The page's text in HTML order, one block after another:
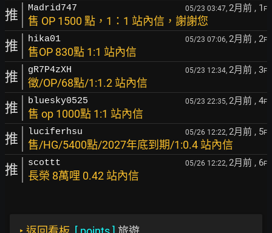
推 Madrid747 05/23 03:47, 2月前 , 1 F
售 OP 1500 點，1：1 站內信，謝謝您
推 hika01 05/23 07:06, 2月前 , 2F
售OP 830點 1:1 站內信
推 gR7P4zXH 05/23 12:34, 2月前 , 3F
徵/OP/68點/1:1.2 站內信
推 bluesky0525 05/23 22:35, 2月前 , 4F
售 op 1000點 1:1 站內信
推 luciferhsu 05/26 12:22, 2月前 , 5F
售/HG/5400點/2027年底到期/1:0.4 站內信
推 scottt 05/26 12:22, 2月前 , 6F
長榮 8萬哩 0.42 站內信